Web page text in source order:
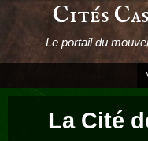
Cités
Le portail du
La Cité